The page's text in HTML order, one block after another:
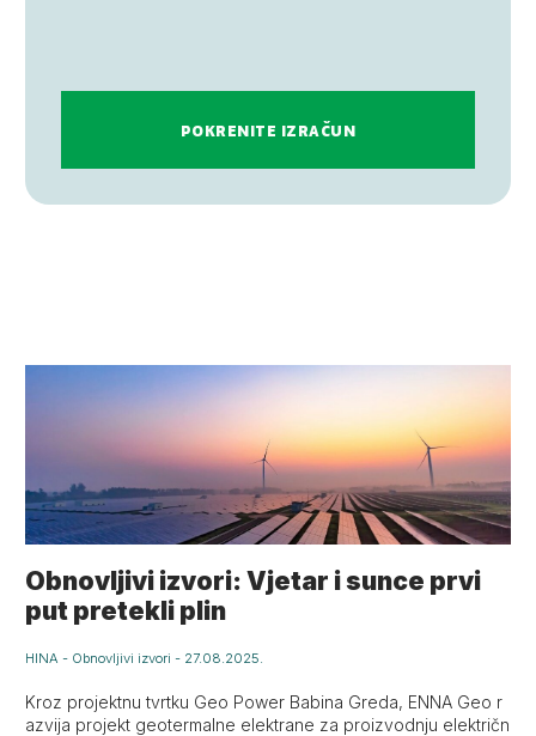
Obnovljivi izvori: Vjetar i sunce prvi
put pretekli plin
HINA - Obnovljivi izvori - 27.08.2025.
Kroz projektnu tvrtku Geo Power Babina Greda, ENNA Geo r
azvija projekt geotermalne elektrane za proizvodnju električn